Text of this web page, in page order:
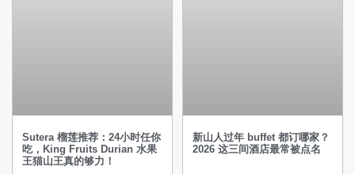
Sutera 榴莲推荐：24小时任你
吃，King Fruits Durian 水果
王猫山王真的够力！
新山人过年 buffet 都订哪家？
2026 这三间酒店最常被点名